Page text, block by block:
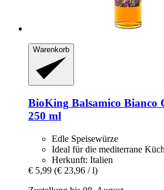
Warenkorb
BioKing Balsamico Bianco
250 ml
Edle Speisewürze
Ideal für die mediterrane
Herkunft: Italien
€ 5,99 (€ 23,96 / l)